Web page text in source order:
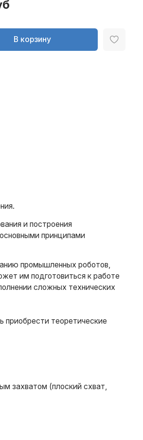
В корзину
и построения
принципами
промышленных роботов,
им подготовиться к работе
сложных технических
приобрести теоретические
захватом (плоский схват,